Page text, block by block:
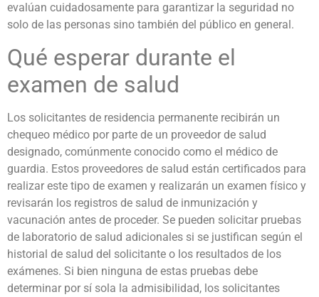
evalúan cuidadosamente para garantizar la seguridad no
solo de las personas sino también del público en general.
Qué esperar durante el
examen de salud
Los solicitantes de residencia permanente recibirán un
chequeo médico por parte de un proveedor de salud
designado, comúnmente conocido como el médico de
guardia. Estos proveedores de salud están certificados para
realizar este tipo de examen y realizarán un examen físico y
revisarán los registros de salud de inmunización y
vacunación antes de proceder. Se pueden solicitar pruebas
de laboratorio de salud adicionales si se justifican según el
historial de salud del solicitante o los resultados de los
exámenes. Si bien ninguna de estas pruebas debe
determinar por sí sola la admisibilidad, los solicitantes